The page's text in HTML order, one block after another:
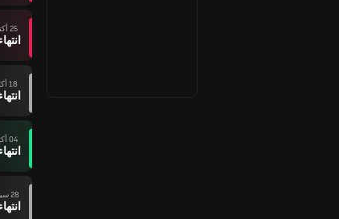
25 أكتوبر
18 أكتوبر
04 أكتوبر
28 سبتمبر